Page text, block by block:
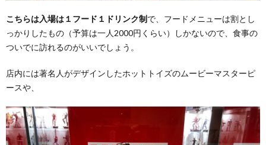
こちらは入場は１フード１ドリンク制で、フードメニューは割とし
っかりしたもの（予算は一人2000円くらい）しかないので、食事の
ついでに訪れるのがいいでしょう。
店内には著名人がデザインしたホットトイズのムービーマスターピ
ースや、